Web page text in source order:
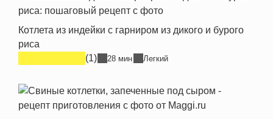
Котлета из индейки с гарниром из дикого и бурого
риса
(1)
28 мин Легкий